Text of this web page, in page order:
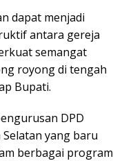
dapat menjadi
antara gereja
semangat
royong di tengah
Bupati.
DPD
Selatan yang baru
berbagai program